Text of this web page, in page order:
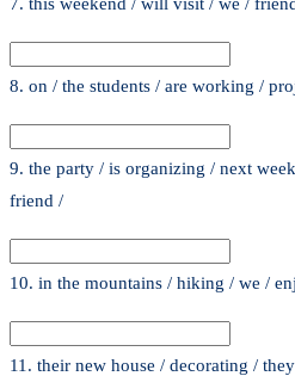
8. on / the students / are working /
9. the party / is organizing / next
friend /
10. in the mountains / hiking / we /
11. their new house / decorating /